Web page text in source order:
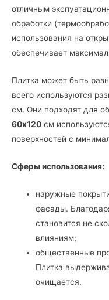
отличным
обработки
использования на
обеспечивает
Плитка может быть
всего используются
см. Они подходят для
60х120 см
поверхностей с
Сферы использования:
наружные
фасады.
становится не
влияниям;
общественные
Плитка
очищается.